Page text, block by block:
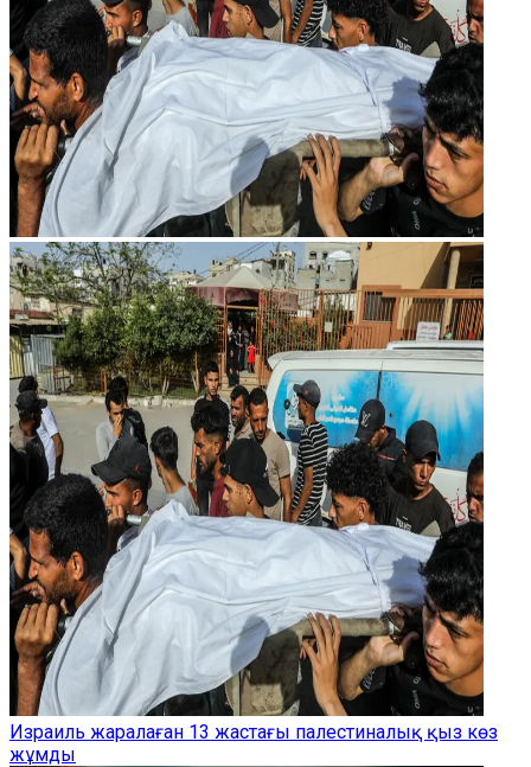
Израиль жаралаған 13 жастағы палестиналық қыз көз
жұмды